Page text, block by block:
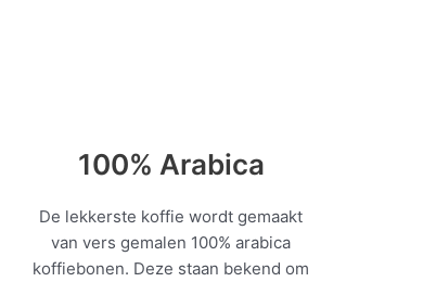
100% Arabica
De lekkerste koffie wordt gemaakt
van vers gemalen 100% arabica
koffiebonen. Deze staan bekend om